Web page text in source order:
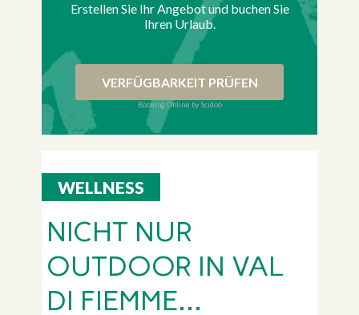
Erstellen Sie Ihr Angebot und buchen Sie
Ihren Urlaub.
VERFÜGBARKEIT PRÜFEN
Booking Online by Scidoo
WELLNESS
NICHT NUR
OUTDOOR IN VAL
DI FIEMME...